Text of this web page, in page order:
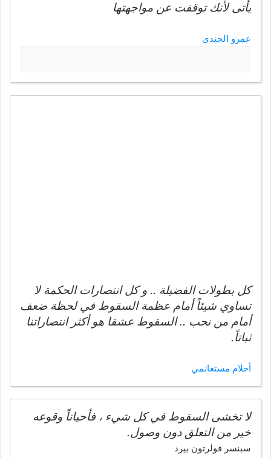
يأتى لأنك توقفت عن مواجهتها
عمرو الجندى
كل بطولات الفضيلة .. و كل انتصارات الحكمة لا
تساوي شيئاً أمام عظمة السقوط في لحظة ضعف
أمام من نحب .. السقوط عشقا هو أكثر انتصاراتنا
ثباتاً.
أحلام مستغانمي
لا تخشى السقوط في كل شيء ، فأحياناً وقوعه
خير من التعلق دون وصول.
سبنسر فولرتون بيرد